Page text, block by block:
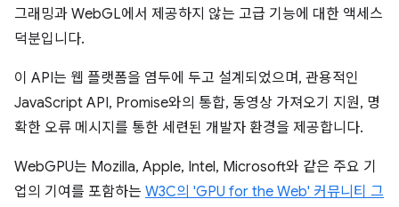
그래밍과 WebGL에서 제공하지 않는 고급 기능에 대한 액세스
덕분입니다.
이 API는 웹 플랫폼을 염두에 두고 설계되었으며, 관용적인
JavaScript API, Promise와의 통합, 동영상 가져오기 지원, 명
확한 오류 메시지를 통한 세련된 개발자 환경을 제공합니다.
WebGPU는 Mozilla, Apple, Intel, Microsoft와 같은 주요 기
업의 기여를 포함하는 W3C의 'GPU for the Web' 커뮤니티 그